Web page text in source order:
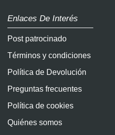
Enlaces De Interés
Post patrocinado
Términos y condiciones
Política de Devolución
Preguntas frecuentes
Política de cookies
Quiénes somos